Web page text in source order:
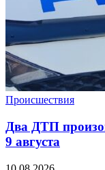
Происшествия
Два ДТП
9 августа